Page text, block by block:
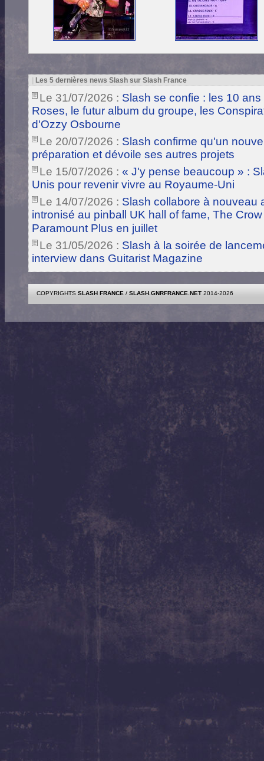
Les 5 dernières news Slash sur Slash France
Le 31/07/2026 : Slash se confie : les 10
Roses, le futur album du groupe, les
d'Ozzy Osbourne
Le 20/07/2026 : Slash confirme qu'un
préparation et dévoile ses autres projets
Le 15/07/2026 : « J'y pense beaucoup » :
Unis pour revenir vivre au Royaume-Uni
Le 14/07/2026 : Slash collabore à nouveau
intronisé au pinball UK hall of fame, The
Paramount Plus en juillet
Le 31/05/2026 : Slash à la soirée de
interview dans Guitarist Magazine
COPYRIGHTS SLASH FRANCE / SLASH.GNRFRANCE.NET 2014-2026